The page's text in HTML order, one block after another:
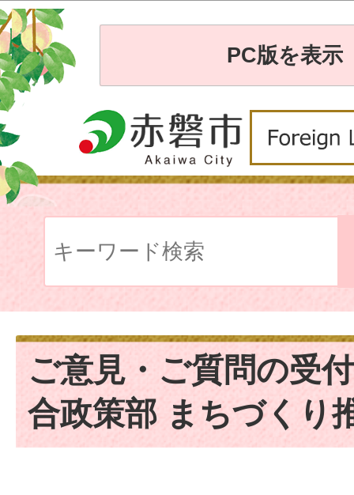
PC版を表示
ご意見・ご質問の受
合政策部 まちづくり